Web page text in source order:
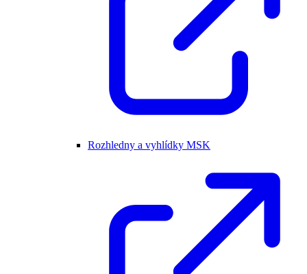
Rozhledny a vyhlídky MSK